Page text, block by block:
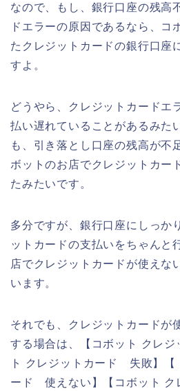
なので、もし、銀行口座の残高
ドエラーの原因であるなら、コ
たクレジットカードの銀行口座
すよ。
どうやら、クレジットカードエ
払い遅れていることがあるみた
も、引き落とし口座の残高が不
ボットのお店でクレジットカー
たみたいです。
多分ですが、銀行口座にしっか
ットカードの支払いをちゃんと
店でクレジットカードが使えな
います。
それでも、クレジットカードが
する場合は、【コボット クレジ
ト クレジットカード 失敗】【
ード 使えない】【コボット